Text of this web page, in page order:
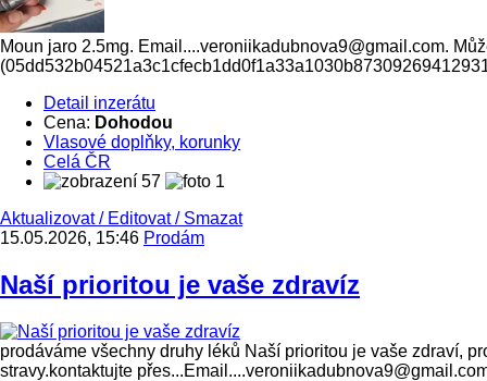
Moun jaro 2.5mg. Email....veroniikadubnova9@gmail.com.
Detail inzerátu
Cena: Dohodou
Vlasové doplňky, korunky
Celá ČR
57
1
Aktualizovat/ Editovat/ Smazat
15.05.2026, 15:46 Prodám
Naší prioritou je vaše zdravíz
prodáváme všechny druhy léků Naší prioritou je vaše zdraví,
stravy.kontaktujte